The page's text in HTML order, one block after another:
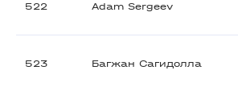
522 Adam Sergeev
523 Багжан Сагидолла